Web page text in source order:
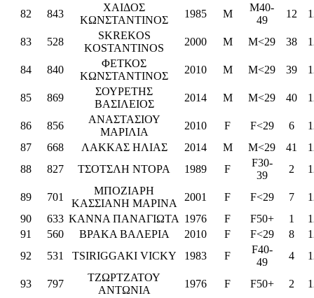
82
843
ΧΑΙΔΟΣ
ΚΩΝΣΤΑΝΤΙΝΟΣ
1985 M
M40-
49
12
83 528
SKREKOS
KOSTANTINOS
2000 M M<29 38
84 840
ΦΕΤΚΟΣ
ΚΩΝΣΤΑΝΤΙΝΟΣ
2010 M M<29 39
85 869
ΣΟΥΡΕΤΗΣ
ΒΑΣΙΛΕΙΟΣ
2014 M M<29 40
86 856
ΑΝΑΣΤΑΣΙΟΥ
ΜΑΡΙΛΙΑ
2010 F F<29 6
87
668 ΛΑΚΚΑΣ ΗΛΙΑΣ 2014 M M<29 41
88
827 ΤΣΟΤΣΛΗ ΝΤΟΡΑ 1989 F
F30-
39
2
89 701
ΜΠΟΖΙΑΡΗ
ΚΑΣΣΙΑΝΗ ΜΑΡΙΝΑ
2001 F F<29 7
90
633 ΚΑΝΝΑ ΠΑΝΑΓΙΩΤΑ 1976 F F50+ 1
91
560 ΒΡΑΚΑ ΒΑΛΕΡΙΑ 2010 F F<29 8
92
531 TSIRIGGAKI VICKY 1983 F
F40-
49
4
93 797
ΤΖΩΡΤΖΑΤΟΥ
ΑΝΤΩΝΙΑ
1976 F F50+ 2